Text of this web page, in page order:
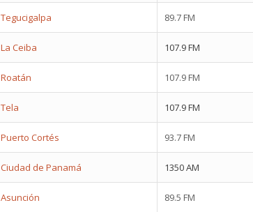
Tegucigalpa 89.7 FM
La Ceiba 107.9 FM
Roatán 107.9 FM
Tela 107.9 FM
Puerto Cortés 93.7 FM
Ciudad de Panamá 1350 AM
Asunción 89.5 FM